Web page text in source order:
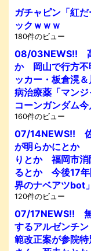
ガチャピン「紅
ックｗｗｗ
180件のビュー
08/03NEWS!! 高
か 岡山で行方不
ッカー・板倉滉
病治療薬「マン
コーンガンダム
160件のビュー
07/14NEWS!! 佐
が明らかにとか
りとか 福岡市消
るとか 今後17年
界のナベアツbot
120件のビュー
07/17NEWS!! 無
するアルゼンチ
範改正案が参院